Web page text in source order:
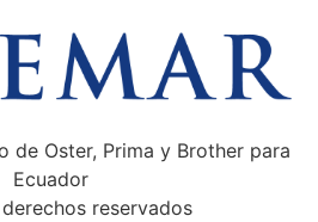
de Oster, Prima y Brother para
Ecuador
reservados